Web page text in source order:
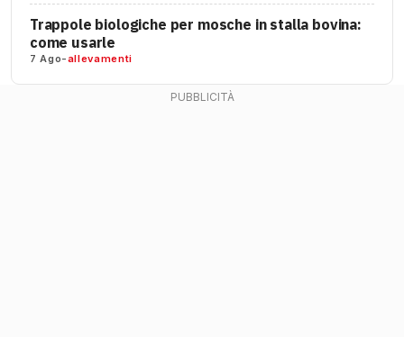
Trappole biologiche per mosche in stalla bovina:
come usarle
7 Ago-allevamenti